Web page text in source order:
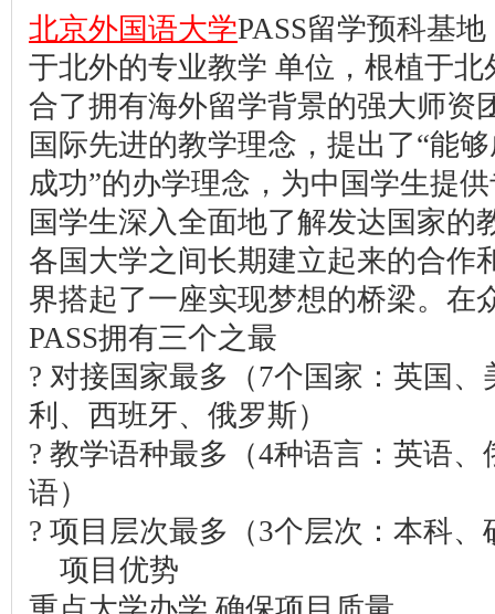
北京外国语大学PASS留学预科基
于北外的专业教学 单位，根植于
合了拥有海外留学背景的强大师资
国际先进的教学理念，提出了“能
成功”的办学理念，为中国学生提
国学生深入全面地了解发达国家的
各国大学之间长期建立起来的合作
界搭起了一座实现梦想的桥梁。在
PASS拥有三个之最
? 对接国家最多（7个国家：英国
利、西班牙、俄罗斯）
? 教学语种最多（4种语言：英语
语）
? 项目层次最多（3个层次：本科、
项目优势